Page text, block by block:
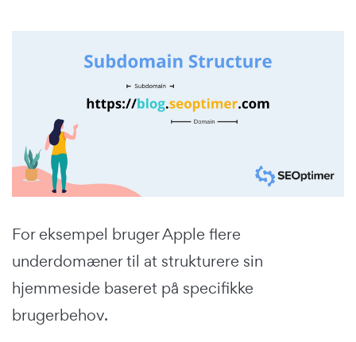
For eksempel bruger Apple flere
underdomæner til at strukturere sin
hjemmeside baseret på specifikke
brugerbehov.